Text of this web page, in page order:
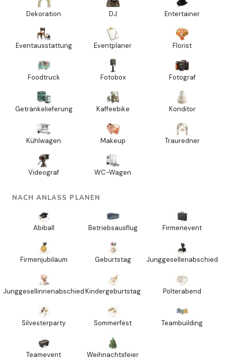
Dekoration DJ Entertainer
Eventausstattung Eventplaner Florist
Foodtruck Fotobox Fotograf
Getränkelieferung Kaffeebike Konditor
Kühlwagen Makeup Trauredner
Videograf WC-Wagen
NACH ANLASS PLANEN
Abiball Betriebsausflug Firmenevent
Firmenjubiläum Geburtstag Junggesellenabschied
JunggesellinnenabschiedKindergeburtstag Polterabend
Silvesterparty Sommerfest Teambuilding
Teamevent Weihnachtsfeier